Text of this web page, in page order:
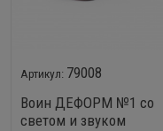
79008
Воин ДЕФОРМ №1 со
светом и звуком